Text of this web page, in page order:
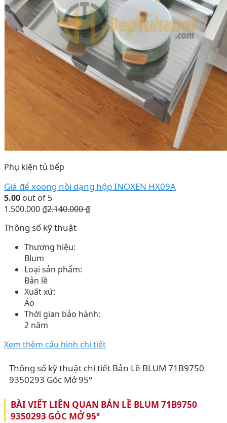
Phụ kiện tủ bếp
Giá để xoong nồi dạng hộp INOXEN HX09A
5.00 out of 5
1.500.000 ₫2.140.000₫
Thông số kỹ thuật
Thương hiệu:
Blum
Loại sản phẩm:
Bản lề
Xuất xứ:
Áo
Thời gian bảo hành:
2 năm
Xem thêm cấu hình chi tiết
Thông số kỹ thuật chi tiết Bản Lề BLUM 71B9750
9350293 Góc Mở 95°
BÀI VIẾT LIÊN QUAN BẢN LỀ BLUM 71B9750
9350293 GÓC MỞ 95°